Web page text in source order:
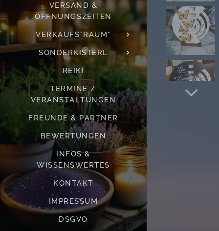
VERSAND &
ÖFFNUNGSZEITEN
VERKAUFS"RAUM"
SONDERKISTERL
REIKI
TERMINE /
VERANSTALTUNGEN
FREUNDE & PARTNER
BEWERTUNGEN
INFOS &
WISSENSWERTES
KONTAKT
IMPRESSUM
DSGVO